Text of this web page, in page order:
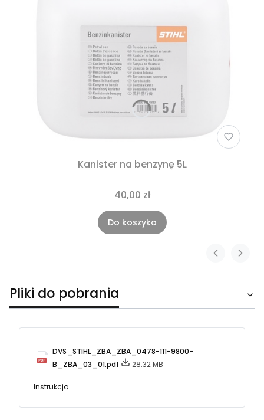
Kanister na benzynę 5L
40,00 zł
Do koszyka
Pliki do pobrania
DVS_STIHL_ZBA_ZBA_0478-111-9800-
B_ZBA_03_01.pdf
28.32 MB
Instrukcja